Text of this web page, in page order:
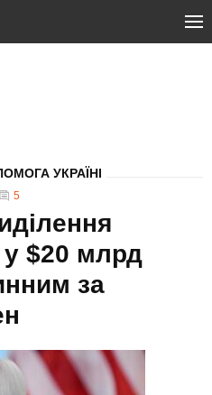
УКРАЇНІ
5
у $20 млрд
за